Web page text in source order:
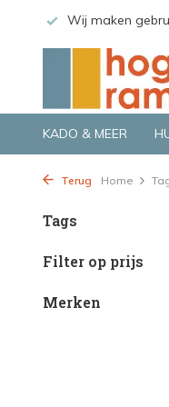
Wij maken
KADO & MEER
Terug Home
Tags
Filter op prijs
Merken